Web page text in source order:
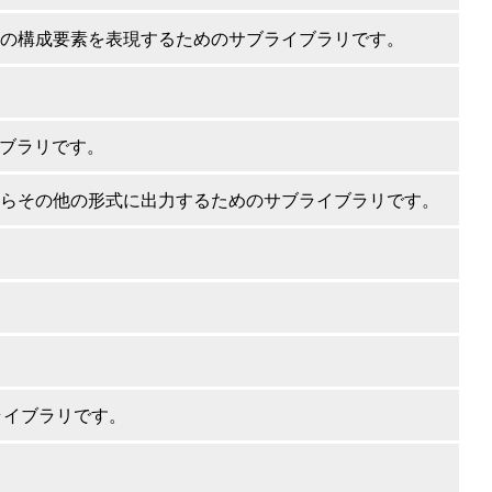
成要素を表現するためのサブライブラリです。
ラリです。
その他の形式に出力するためのサブライブラリです。
ブラリです。